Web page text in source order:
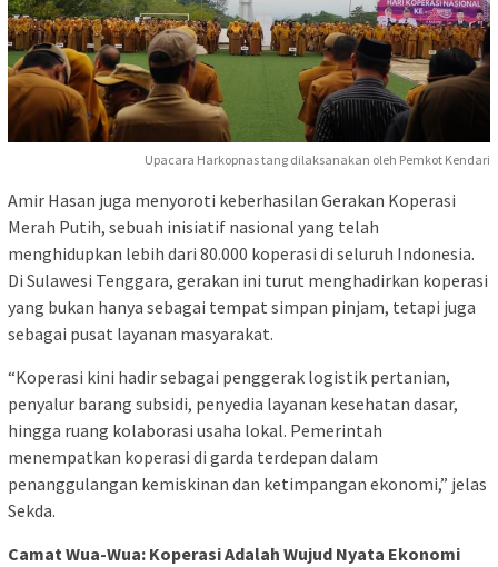
Upacara Harkopnas tang dilaksanakan oleh Pemkot Kendari
Amir Hasan juga menyoroti keberhasilan Gerakan Koperasi
Merah Putih, sebuah inisiatif nasional yang telah
menghidupkan lebih dari 80.000 koperasi di seluruh Indonesia.
Di Sulawesi Tenggara, gerakan ini turut menghadirkan koperasi
yang bukan hanya sebagai tempat simpan pinjam, tetapi juga
sebagai pusat layanan masyarakat.
“Koperasi kini hadir sebagai penggerak logistik pertanian,
penyalur barang subsidi, penyedia layanan kesehatan dasar,
hingga ruang kolaborasi usaha lokal. Pemerintah
menempatkan koperasi di garda terdepan dalam
penanggulangan kemiskinan dan ketimpangan ekonomi,” jelas
Sekda.
Camat Wua-Wua: Koperasi Adalah Wujud Nyata Ekonomi